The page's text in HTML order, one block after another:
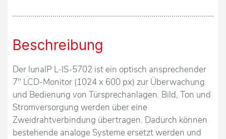
Beschreibung
Der lunaIP L-IS-5702 ist ein optisch ansprechender
7" LCD-Monitor (1024 x 600 px) zur Überwachung
und Bedienung von Türsprechanlagen. Bild, Ton und
Stromversorgung werden über eine
Zweidrahtverbindung übertragen. Dadurch können
bestehende analoge Systeme ersetzt werden und
Ü
b
r
u
n